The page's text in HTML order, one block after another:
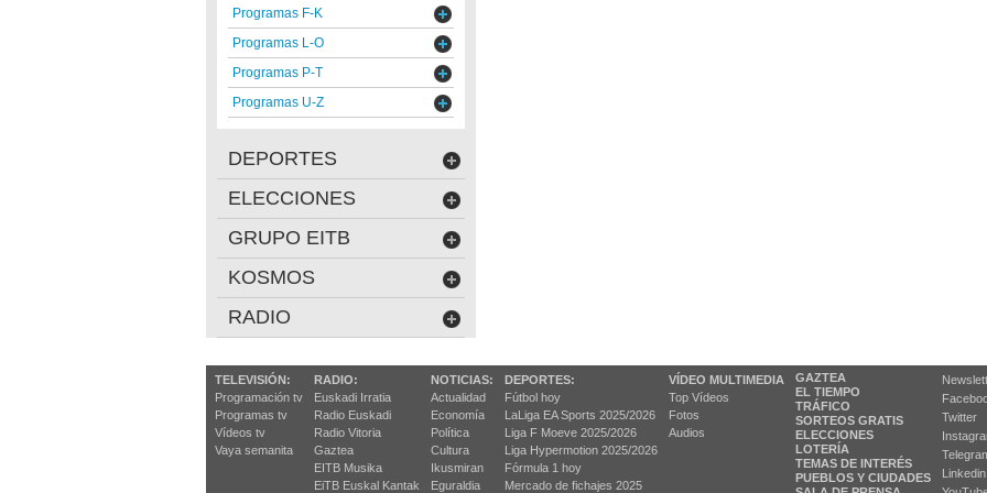
Programas F-K
Programas L-O
Programas P-T
Programas U-Z
DEPORTES
ELECCIONES
GRUPO EITB
KOSMOS
RADIO
TELEVISIÓN:
Programación tv
Programas tv
Vídeos tv
Vaya semanita
RADIO:
Euskadi Irratia
Radio Euskadi
Radio Vitoria
Gaztea
EITB Musika
EiTB Euskal Kantak
NOTICIAS:
Actualidad
Economía
Política
Cultura
Ikusmiran
Eguraldia
DEPORTES:
Fútbol hoy
LaLiga EA Sports 2025/2026
Liga F Moeve 2025/2026
Liga Hypermotion 2025/2026
Fórmula 1 hoy
Mercado de fichajes 2025
VÍDEO MULTIMEDIA
Top Vídeos
Fotos
Audios
GAZTEA
EL TIEMPO
TRÁFICO
SORTEOS GRATIS
ELECCIONES
LOTERÍA
TEMAS DE INTERÉS
PUEBLOS Y CIUDADES
Twitter
Linkedin